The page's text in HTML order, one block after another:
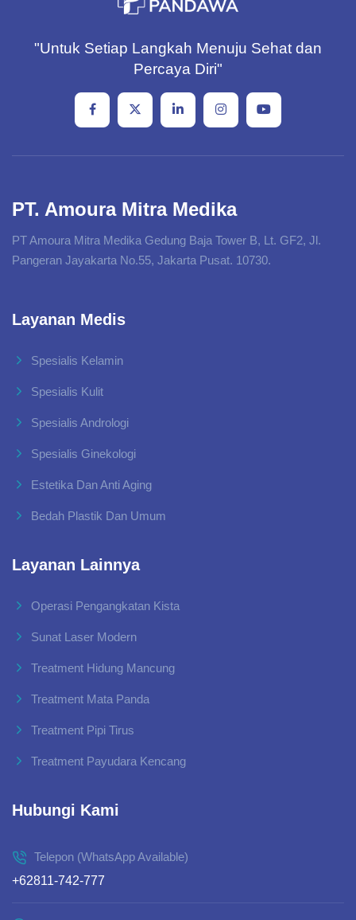
"Untuk Setiap Langkah Menuju Sehat dan
Percaya Diri"
PT. Amoura Mitra Medika
PT Amoura Mitra Medika Gedung Baja Tower B, Lt. GF2, Jl.
Pangeran Jayakarta No.55, Jakarta Pusat. 10730.
Layanan Medis
Spesialis Kelamin
Spesialis Kulit
Spesialis Andrologi
Spesialis Ginekologi
Estetika Dan Anti Aging
Bedah Plastik Dan Umum
Layanan Lainnya
Operasi Pengangkatan Kista
Sunat Laser Modern
Treatment Hidung Mancung
Treatment Mata Panda
Treatment Pipi Tirus
Treatment Payudara Kencang
Hubungi Kami
Telepon (WhatsApp Available)
+62811-742-777